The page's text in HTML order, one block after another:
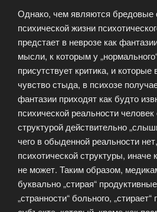
Однако, чем являются бредовые
психической жизни
предстает в неврозе как
мысли, к которым у
присутствует критика, и
чувство стыда, в психозе
фантазии приходят как будто
психической реальности
структурой действительно
чего в обыденной реальности
психотической структуры, иначе
не может. Таким образом,
буквально „стирая“
„странности“ больного,